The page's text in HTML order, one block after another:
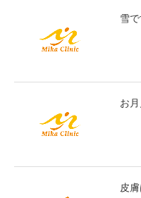
雪
お
皮